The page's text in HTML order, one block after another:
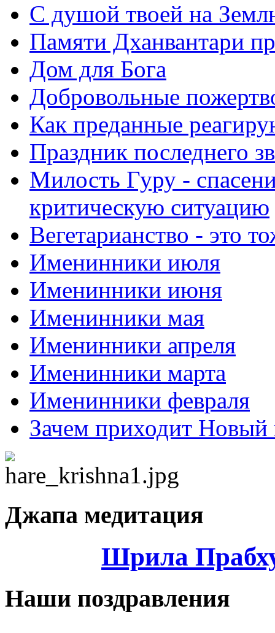
С душой твоей на
Памяти Дханвантари
Дом для Бога
Добровольные
Как преданные
Праздник последнего
Милость Гуру -
критическую ситуацию
Вегетарианство - это
Именинники июля
Именинники июня
Именинники мая
Именинники апреля
Именинники марта
Именинники февраля
Зачем приходит Новый
Джапа медитация
Шрила
Наши поздравления